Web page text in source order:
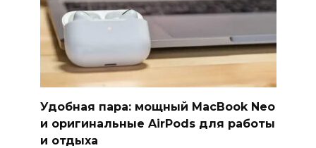
Удобная пара: мощный MacBook Neo
и оригинальные AirPods для работы
и отдыха